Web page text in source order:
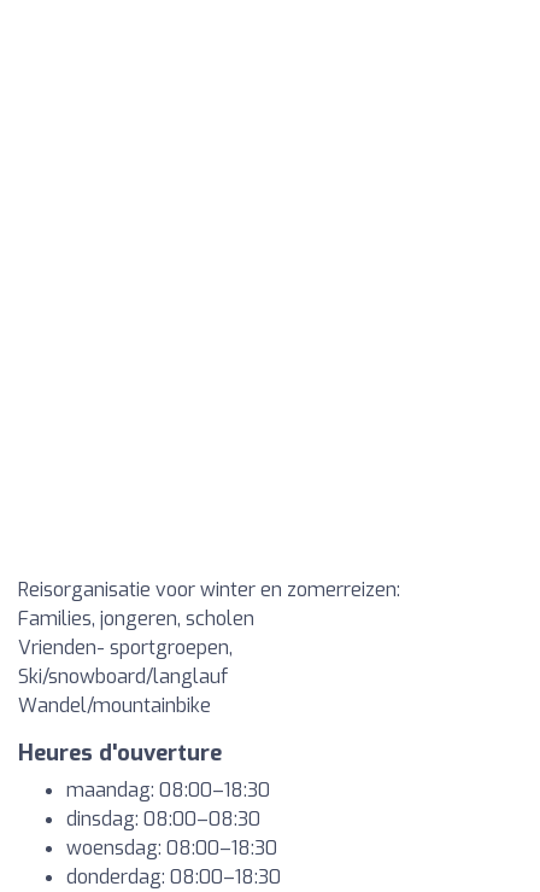
Reisorganisatie voor winter en zomerreizen:
Families, jongeren, scholen
Vrienden- sportgroepen,
Ski/snowboard/langlauf
Wandel/mountainbike
Heures d'ouverture
maandag: 08:00–18:30
dinsdag: 08:00–08:30
woensdag: 08:00–18:30
donderdag: 08:00–18:30